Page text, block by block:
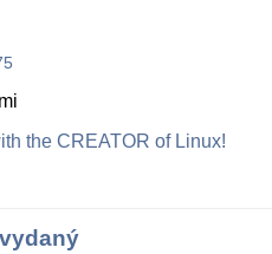
the CREATOR of Linux!